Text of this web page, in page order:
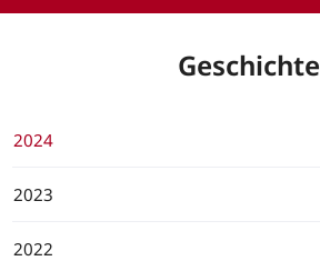
Geschichte
2024
2023
2022